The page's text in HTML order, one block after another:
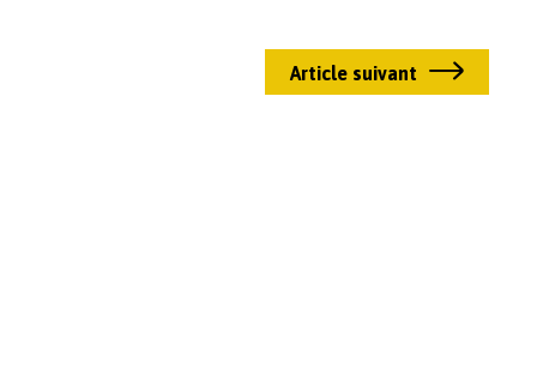
Article suivant